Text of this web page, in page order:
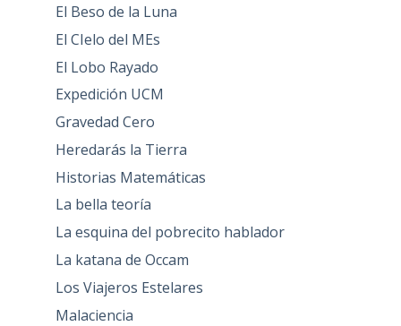
El Beso de la Luna
El CIelo del MEs
El Lobo Rayado
Expedición UCM
Gravedad Cero
Heredarás la Tierra
Historias Matemáticas
La bella teoría
La esquina del pobrecito hablador
La katana de Occam
Los Viajeros Estelares
Malaciencia